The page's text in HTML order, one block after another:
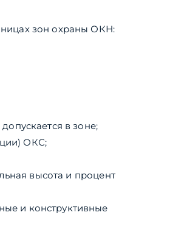
зон охраны ОКН:
в зоне;
ОКС;
высота и процент
и конструктивные